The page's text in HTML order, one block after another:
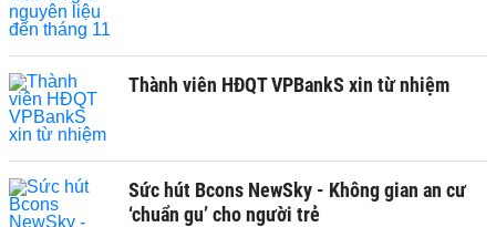
Thành viên HĐQT VPBankS xin từ nhiệm
Sức hút Bcons NewSky - Không gian an cư
‘chuẩn gu’ cho người trẻ